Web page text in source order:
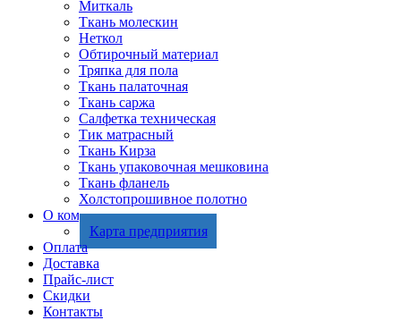
Миткаль
Ткань молескин
Неткол
Обтирочный материал
Тряпка для пола
Ткань палаточная
Ткань саржа
Салфетка техническая
Тик матрасный
Ткань Кирза
Ткань упаковочная мешковина
Ткань фланель
Холстопрошивное полотно
О компании
Карта предприятия
Оплата
Доставка
Прайс-лист
Скидки
Контакты